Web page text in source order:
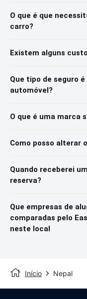
O que é que
carro?
Existem alguns
Que tipo de seguro
automóvel?
O que é uma marca
Como posso alterar
Quando receberei
reserva?
Que empresas de
comparadas pelo
neste local
Início Nepal